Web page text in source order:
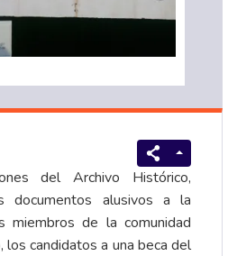
del Archivo Histórico,
documentos alusivos a la
miembros de la comunidad
los candidatos a una beca del